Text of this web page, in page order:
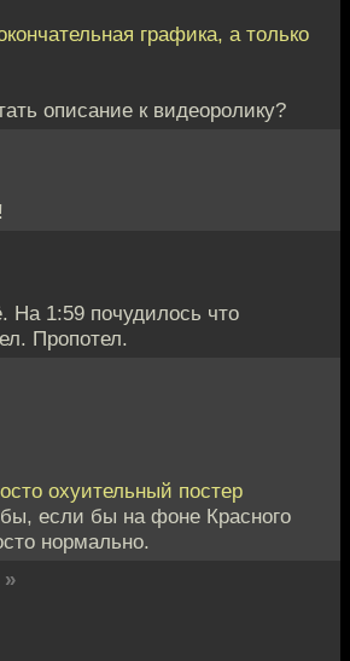
графика, а только
описание к видеоролику?
На 1:59 почудилось что
Пропотел.
охуительный постер
если бы на фоне Красного
нормально.
»